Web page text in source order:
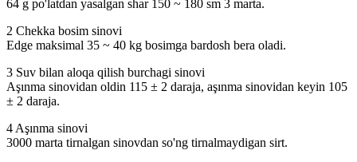
64 g po'latdan yasalgan shar 150 ~ 180 sm 3 marta.
2 Chekka bosim sinovi
Edge maksimal 35 ~ 40 kg bosimga bardosh bera oladi.
3 Suv bilan aloqa qilish burchagi sinovi
Aşınma sinovidan oldin 115 ± 2 daraja, aşınma sinovidan keyin 105
± 2 daraja.
4 Aşınma sinovi
3000 marta tirnalgan sinovdan so'ng tirnalmaydigan sirt.